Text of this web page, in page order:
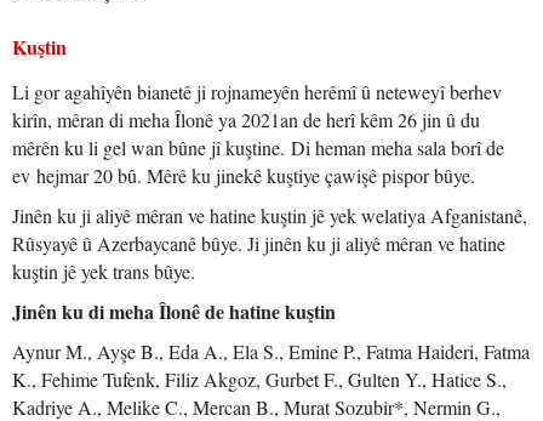
Kuştin
Li gor agahîyên bianetê ji rojnameyên herêmî û neteweyî berhev
kirîn, mêran di meha Îlonê ya 2021an de herî kêm 26 jin û du
mêrên ku li gel wan bûne jî kuştine. Di heman meha sala borî de
ev hejmar 20 bû. Mêrê ku jinekê kuştiye çawişê pispor bûye.
Jinên ku ji aliyê mêran ve hatine kuştin jê yek welatiya Afganistanê,
Rûsyayê û Azerbaycanê bûye. Ji jinên ku ji aliyê mêran ve hatine
kuştin jê yek trans bûye.
Jinên ku di meha Îlonê de hatine kuştin
Aynur M., Ayşe B., Eda A., Ela S., Emine P., Fatma Haideri, Fatma
K., Fehime Tufenk, Filiz Akgoz, Gurbet F., Gulten Y., Hatice S.,
Kadriye A., Melike C., Mercan B., Murat Sozubir*, Nermin G.,